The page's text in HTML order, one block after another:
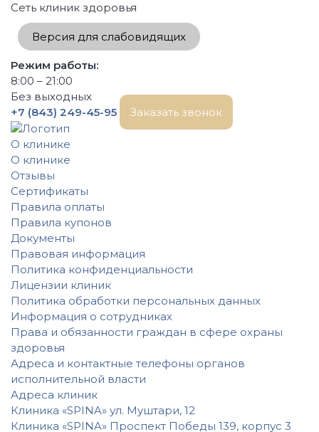
Сеть клиник здоровья
Версия для слабовидящих
Режим работы:
8:00 – 21:00
Без выходных
+7 (843) 249-45-95
Заказать звонок
О клинике
О клинике
Отзывы
Сертификаты
Правила оплаты
Правила купонов
Документы
Правовая информация
Политика конфиденциальности
Лицензии клиник
Политика обработки персональных данных
Информация о сотрудниках
Права и обязанности граждан в сфере охраны
здоровья
Адреса и контактные телефоны органов
исполнительной власти
Адреса клиник
Клиника «SPINA» ул. Муштари, 12
Клиника «SPINA» Проспект Победы 139, корпус 3